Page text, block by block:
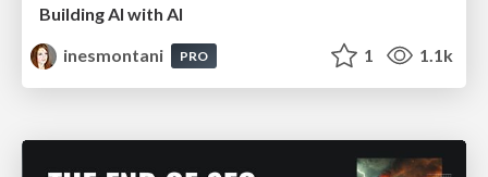
Building AI with AI
inesmontani
PRO 1 1.1k